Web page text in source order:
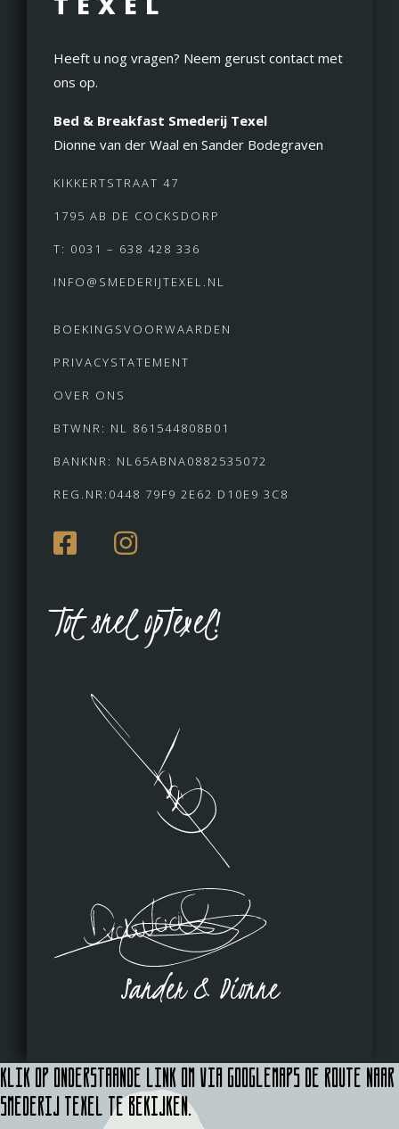
Heeft u nog vragen? Neem gerust contact met
ons op.
Bed & Breakfast Smederij Texel
Dionne van der Waal en Sander Bodegraven
KIKKERTSTRAAT 47
1795 AB DE COCKSDORP
T: 0031 – 638 428 336
INFO@SMEDERIJTEXEL.NL
BOEKINGSVOORWAARDEN
PRIVACYSTATEMENT
OVER ONS
BTWNR: NL 861544808B01
BANKNR: NL65ABNA0882535072
REG.NR:0448 79F9 2E62 D10E9 3C8
Tot snel opTexel!
Sander & Dionne
Klik op onderstaande link om via Googlemaps de route naar
Smederij Texel te bekijken.